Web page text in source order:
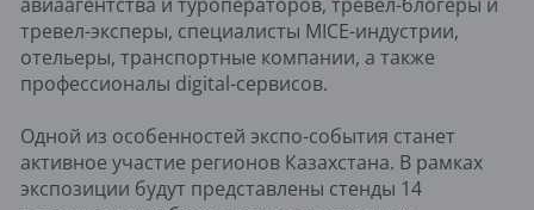
тревел-эксперы, специалисты MICE-индустрии,
отельеры, транспортные компании, а также
профессионалы digital-сервисов.
Одной из особенностей экспо-события станет
активное участие регионов Казахстана. В рамках
экспозиции будут представлены стенды 14